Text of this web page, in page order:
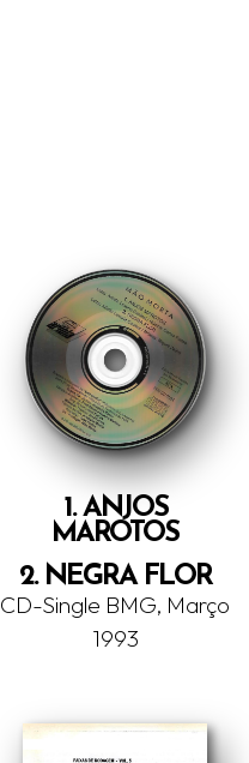
1. ANJOS
MAROTOS
2. NEGRA FLOR
CD-Single BMG, Março
1993